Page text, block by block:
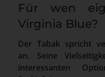
Für wen
Virginia Blue?
Der Tabak spricht
an. Seine
interessanten